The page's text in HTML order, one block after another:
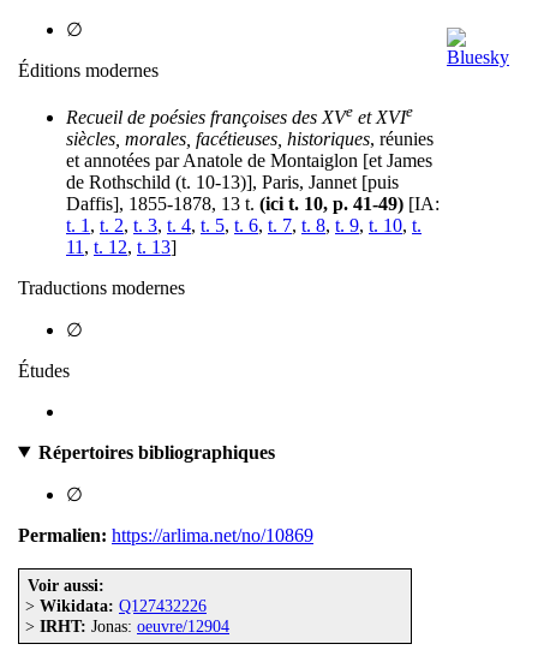
∅
Éditions modernes
Recueil de poésies françoises des XVe et XVIe
siècles, morales, facétieuses, historiques, réunies
et annotées par Anatole de Montaiglon [et James
de Rothschild (t. 10-13)], Paris, Jannet [puis
Daffis], 1855-1878, 13 t. (ici t. 10, p. 41-49) [IA:
t. 1 , t. 2, t. 3, t. 4, t. 5, t. 6, t. 7, t. 8, t. 9, t. 10, t.
11 , t. 12, t. 13]
Traductions modernes
∅
Études
Répertoires bibliographiques
∅
Permalien: https://arlima.net/no/10869
Voir aussi:
> Wikidata: Q127432226
> IRHT: Jonas: oeuvre/12904